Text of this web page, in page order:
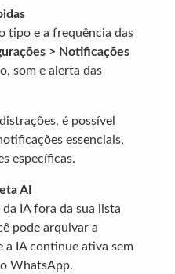
tipo e a frequência das
> Notificações
som e alerta das
é possível
essenciais,
específicas.
AI
IA fora da sua lista
pode arquivar a
a IA continue ativa sem
WhatsApp.